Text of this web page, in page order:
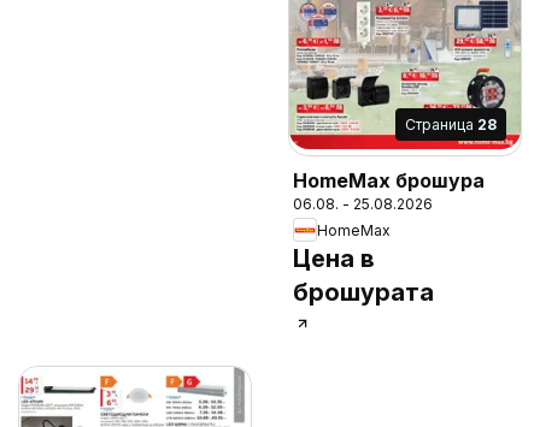
Cтраница 28
HomeMax брошура
06.08. - 25.08.2026
HomeMax
Цена в
брошурата